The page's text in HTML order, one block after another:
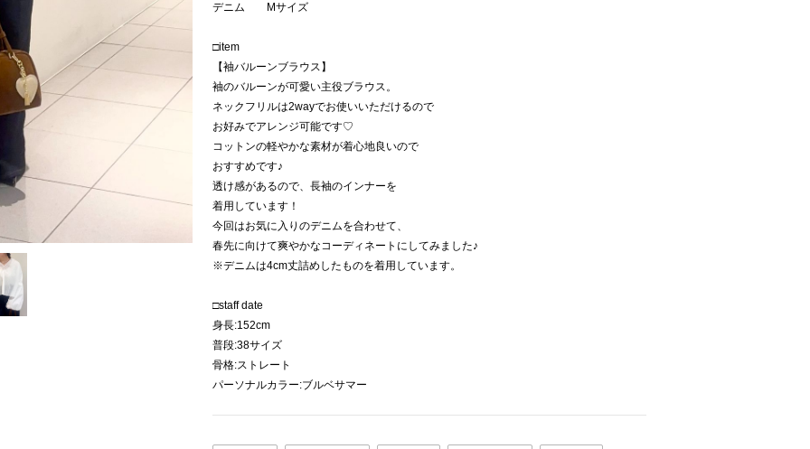
デニム Mサイズ
□item
【袖バルーンブラウス】
袖のバルーンが可愛い主役ブラウス。
ネックフリルは2wayでお使いいただけるので
お好みでアレンジ可能です♡
コットンの軽やかな素材が着心地良いので
おすすめです♪
透け感があるので、長袖のインナーを
着用しています！
今回はお気に入りのデニムを合わせて、
春先に向けて爽やかなコーディネートにしてみました♪
※デニムは4cm丈詰めしたものを着用しています。
□staff date
身長:152cm
普段:38サイズ
骨格:ストレート
パーソナルカラー:ブルベサマー